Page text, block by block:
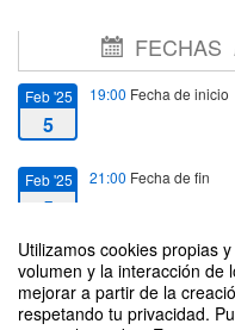
Utilizamos cookies propias
volumen y la interacción de
mejorar a partir de la
respetando tu privacidad.
FECHAS
Feb '25
5
19:00 Fecha de inicio
Feb '25
5
21:00 Fecha de fin